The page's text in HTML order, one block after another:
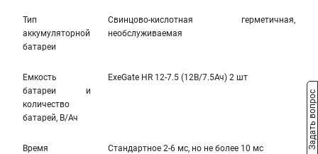
Тип
аккумуляторной
батареи
Свинцово-кислотная герметичная,
необслуживаемая
Емкость
батареи и
количество
батарей, В/Ач
ExeGate HR 12-7.5 (12В/7.5Ач) 2 шт
Время
Стандартное 2-6 мс, но не более 10 мс Задать вопрос